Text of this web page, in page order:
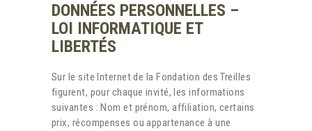
DONNÉES PERSONNELLES –
LOI INFORMATIQUE ET
LIBERTÉS
Sur le site Internet de la Fondation des Treilles
figurent, pour chaque invité, les informations
suivantes : Nom et prénom, affiliation, certains
prix, récompenses ou appartenance à une